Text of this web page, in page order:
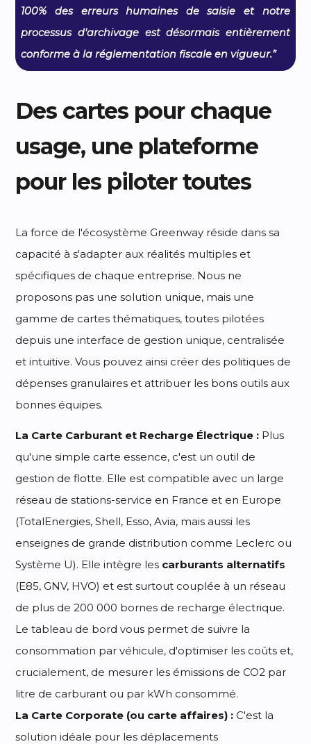
100% des erreurs humaines de saisie et notre
processus d'archivage est désormais entièrement
conforme à la réglementation fiscale en vigueur.”
Des cartes pour chaque
usage, une plateforme
pour les piloter toutes
La force de l'écosystème Greenway réside dans sa
capacité à s'adapter aux réalités multiples et
spécifiques de chaque entreprise. Nous ne
proposons pas une solution unique, mais une
gamme de cartes thématiques, toutes pilotées
depuis une interface de gestion unique, centralisée
et intuitive. Vous pouvez ainsi créer des politiques de
dépenses granulaires et attribuer les bons outils aux
bonnes équipes.
La Carte Carburant et Recharge Électrique : Plus
qu'une simple carte essence, c'est un outil de
gestion de flotte. Elle est compatible avec un large
réseau de stations-service en France et en Europe
(TotalEnergies, Shell, Esso, Avia, mais aussi les
enseignes de grande distribution comme Leclerc ou
Système U). Elle intègre les carburants alternatifs
(E85, GNV, HVO) et est surtout couplée à un réseau
de plus de 200 000 bornes de recharge électrique.
Le tableau de bord vous permet de suivre la
consommation par véhicule, d'optimiser les coûts et,
crucialement, de mesurer les émissions de CO2 par
litre de carburant ou par kWh consommé.
La Carte Corporate (ou carte affaires) : C'est la
solution idéale pour les déplacements